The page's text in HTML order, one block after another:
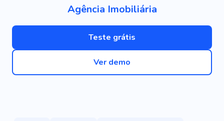
Agência Imobiliária
Teste grátis
Ver demo